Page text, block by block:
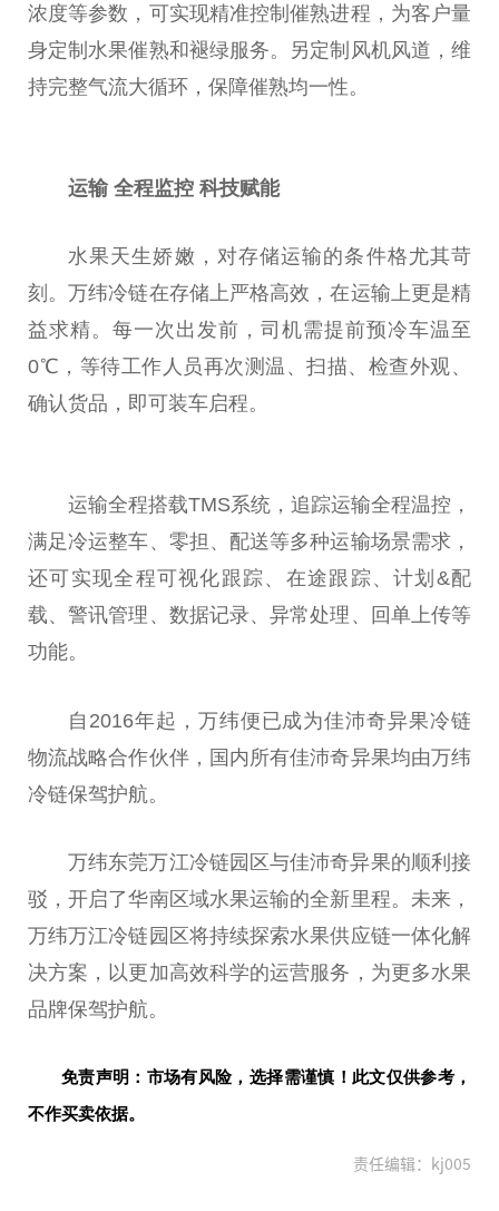
浓度等参数，可实现精准控制催熟进程，为客户量
身定制水果催熟和褪绿服务。另定制风机风道，维
持完整气流大循环，保障催熟均一性。
运输 全程监控 科技赋能
水果天生娇嫩，对存储运输的条件格尤其苛
刻。万纬冷链在存储上严格高效，在运输上更是精
益求精。每一次出发前，司机需提前预冷车温至
0℃，等待工作人员再次测温、扫描、检查外观、
确认货品，即可装车启程。
运输全程搭载TMS系统，追踪运输全程温控，
满足冷运整车、零担、配送等多种运输场景需求，
还可实现全程可视化跟踪、在途跟踪、计划&配
载、警讯管理、数据记录、异常处理、回单上传等
功能。
自2016年起，万纬便已成为佳沛奇异果冷链
物流战略合作伙伴，国内所有佳沛奇异果均由万纬
冷链保驾护航。
万纬东莞万江冷链园区与佳沛奇异果的顺利接
驳，开启了华南区域水果运输的全新里程。未来，
万纬万江冷链园区将持续探索水果供应链一体化解
决方案，以更加高效科学的运营服务，为更多水果
品牌保驾护航。
免责声明：市场有风险，选择需谨慎！此文仅供参考，
不作买卖依据。
责任编辑：kj005